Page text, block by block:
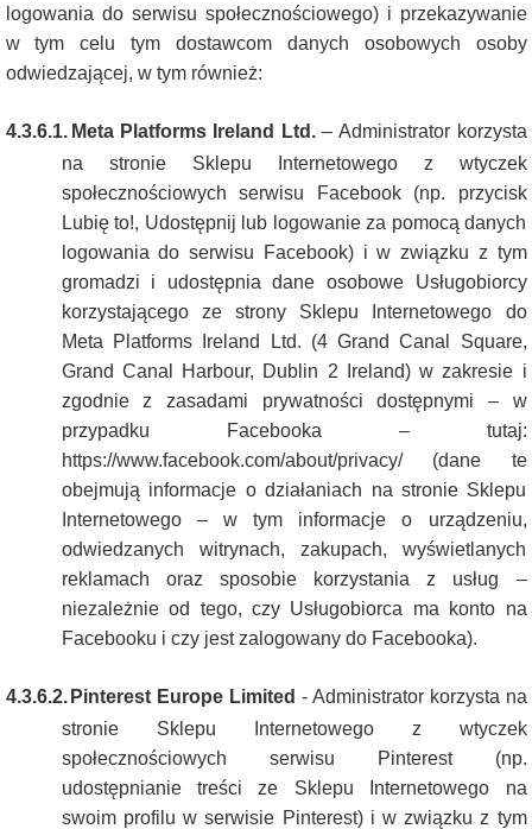
logowania do serwisu społecznościowego) i przekazywanie
w tym celu tym dostawcom danych osobowych osoby
odwiedzającej, w tym również:
4.3.6.1. Meta Platforms Ireland Ltd. –Administrator korzysta
na stronie Sklepu Internetowego z wtyczek
społecznościowych serwisu Facebook (np. przycisk
Lubię to!, Udostępnij lub logowanie za pomocą danych
logowania do serwisu Facebook) i w związku z tym
gromadzi i udostępnia dane osobowe Usługobiorcy
korzystającego ze strony Sklepu Internetowego do
Meta Platforms Ireland Ltd. (4 Grand Canal Square,
Grand Canal Harbour, Dublin 2 Ireland) w zakresie i
zgodnie z zasadami prywatności dostępnymi – w
przypadku Facebooka – tutaj:
https://www.facebook.com/about/privacy/ (dane te
obejmują informacje o działaniach na stronie Sklepu
Internetowego – w tym informacje o urządzeniu,
odwiedzanych witrynach, zakupach, wyświetlanych
reklamach oraz sposobie korzystania z usług –
niezależnie od tego, czy Usługobiorca ma konto na
Facebooku i czy jest zalogowany do Facebooka).
4.3.6.2. Pinterest Europe Limited - Administrator korzysta na
stronie Sklepu Internetowego z wtyczek
społecznościowych serwisu Pinterest (np.
udostępnianie treści ze Sklepu Internetowego na
swoim profilu w serwisie Pinterest) i w związku z tym